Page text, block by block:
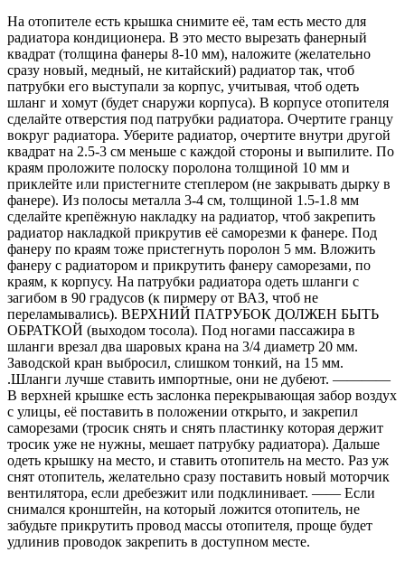
На отопителе есть крышка снимите её, там есть место для
радиатора кондиционера. В это место вырезать фанерный
квадрат (толщина фанеры 8-10 мм), наложите (желательно
сразу новый, медный, не китайский) радиатор так, чтоб
патрубки его выступали за корпус, учитывая, чтоб одеть
шланг и хомут (будет снаружи корпуса). В корпусе отопителя
сделайте отверстия под патрубки радиатора. Очертите гранцу
вокруг радиатора. Уберите радиатор, очертите внутри другой
квадрат на 2.5-3 см меньше с каждой стороны и выпилите. По
краям проложите полоску поролона толщиной 10 мм и
приклейте или пристегните степлером (не закрывать дырку в
фанере). Из полосы металла 3-4 см, толщиной 1.5-1.8 мм
сделайте крепёжную накладку на радиатор, чтоб закрепить
радиатор накладкой прикрутив её саморезми к фанере. Под
фанеру по краям тоже пристегнуть поролон 5 мм. Вложить
фанеру с радиатором и прикрутить фанеру саморезами, по
краям, к корпусу. На патрубки радиатора одеть шланги с
загибом в 90 градусов (к пирмеру от ВАЗ, чтоб не
переламывались). ВЕРХНИЙ ПАТРУБОК ДОЛЖЕН БЫТЬ
ОБРАТКОЙ (выходом тосола). Под ногами пассажира в
шланги врезал два шаровых крана на 3/4 диаметр 20 мм.
Заводской кран выбросил, слишком тонкий, на 15 мм.
.Шланги лучше ставить импортные, они не дубеют. ————
В верхней крышке есть заслонка перекрывающая забор воздух
с улицы, её поставить в положении открыто, и закрепил
саморезами (тросик снять и снять пластинку которая держит
тросик уже не нужны, мешает патрубку радиатора). Дальше
одеть крышку на место, и ставить отопитель на место. Раз уж
снят отопитель, желательно сразу поставить новый моторчик
вентилятора, если дребезжит или подклинивает. —— Если
снимался кронштейн, на который ложится отопитель, не
забудьте прикрутить провод массы отопителя, проще будет
удлинив проводок закрепить в доступном месте.